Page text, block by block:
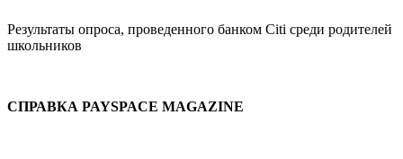
Результаты опроса, проведенного банком Citi среди родителей
школьников
СПРАВКА PAYSPACE MAGAZINE